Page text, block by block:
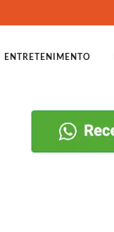
ENTRETENIMENTO